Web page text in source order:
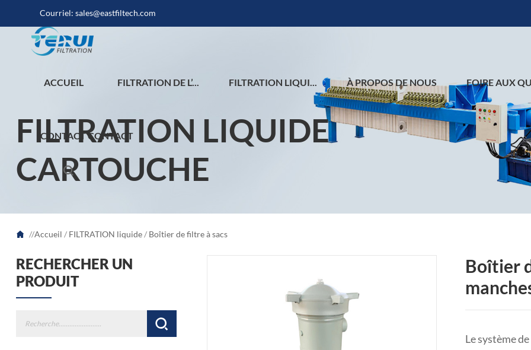
Courriel:sales@eastfiltech.com
ACCUEIL FILTRATION DE L’... FILTRATION LIQUI... À PROPOS DE NOUS FOIRE AUX
CONTACT CONTACT
FILTRATION LIQUIDE
CARTOUCHE
//Accueil / FILTRATION liquide/ Boîtier de filtre à sacs
RECHERCHER UN
PRODUIT
Boîtier
Le système